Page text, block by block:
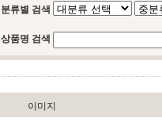
분류별 검색
상품명 검색
이미지